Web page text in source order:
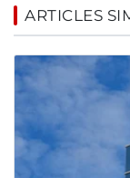
ARTICLES